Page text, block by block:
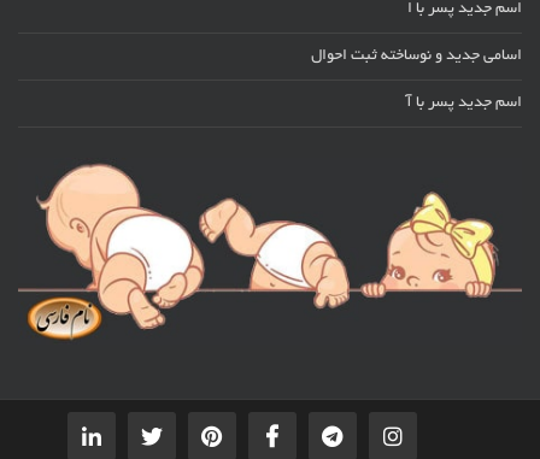
اسم جدید پسر با ا
اسامی جدید و نوساخته ثبت احوال
اسم جدید پسر با آ